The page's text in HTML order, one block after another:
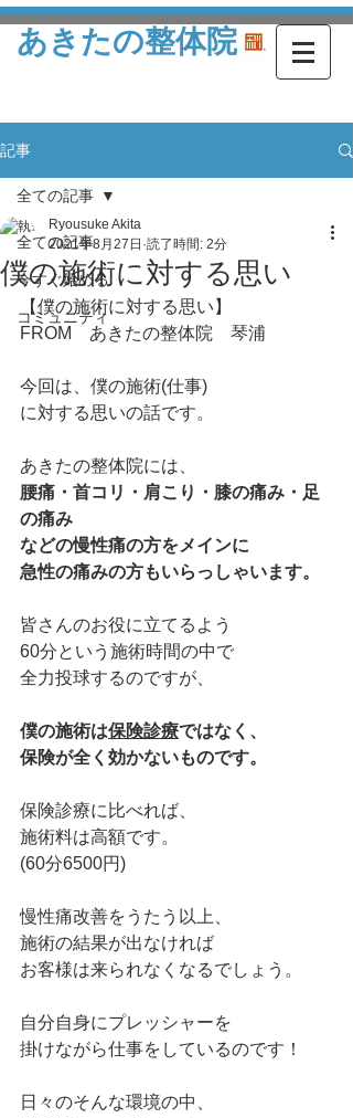
あきたの整体院
記事
全ての記事
今すぐ始める
コミュニティ
全ての記事
僕の施術に対する思い
Ryousuke Akita
2021年8月27日 読了時間: 2分
【僕の施術に対する思い】
FROM　あきたの整体院　琴浦
今回は、僕の施術(仕事)
に対する思いの話です。
あきたの整体院には、
腰痛・首コリ・肩こり・膝の痛み・足
の痛み
などの慢性痛の方をメインに
急性の痛みの方もいらっしゃいます。
皆さんのお役に立てるよう
60分という施術時間の中で
全力投球するのですが、
僕の施術は保険診療ではなく、
保険が全く効かないものです。
保険診療に比べれば、
施術料は高額です。
(60分6500円)
慢性痛改善をうたう以上、
施術の結果が出なければ
お客様は来られなくなるでしょう。
自分自身にプレッシャーを
掛けながら仕事をしているのです！
日々のそんな環境の中、